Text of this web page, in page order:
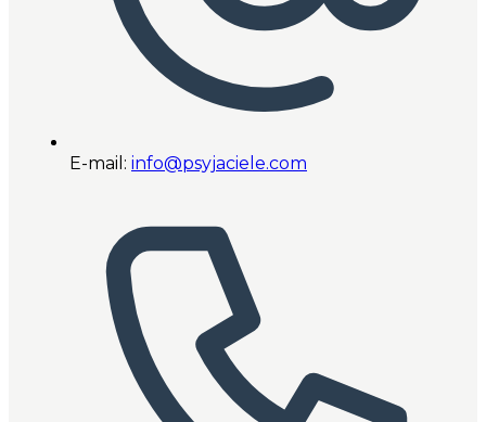
E-mail: info@psyjaciele.com